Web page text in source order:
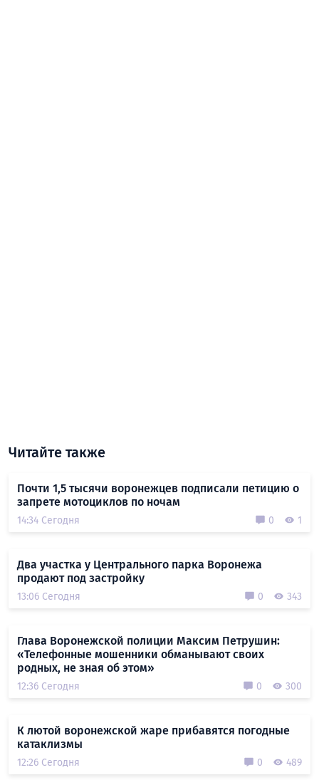
Читайте также
Почти 1,5 тысячи воронежцев подписали петицию о
запрете мотоциклов по ночам
14:34 Сегодня 0 1
Два участка у Центрального парка Воронежа
продают под застройку
13:06 Сегодня 0 343
Глава Воронежской полиции Максим Петрушин:
«Телефонные мошенники обманывают своих
родных, не зная об этом»
12:36 Сегодня 0 300
К лютой воронежской жаре прибавятся погодные
катаклизмы
12:26 Сегодня 0 489